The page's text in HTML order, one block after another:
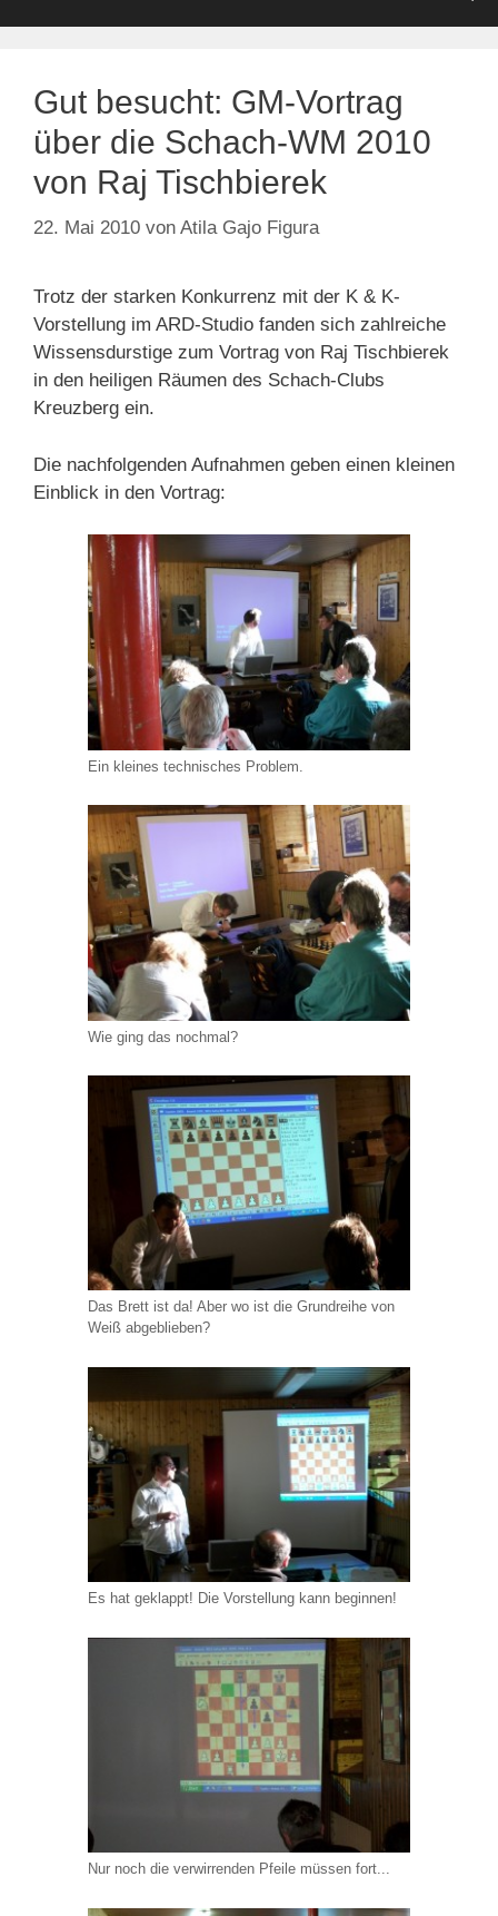
Gut besucht: GM-Vortrag
über die Schach-WM 2010
von Raj Tischbierek
22. Mai 2010 von Atila Gajo Figura
Trotz der starken Konkurrenz mit der K & K-
Vorstellung im ARD-Studio fanden sich zahlreiche
Wissensdurstige zum Vortrag von Raj Tischbierek
in den heiligen Räumen des Schach-Clubs
Kreuzberg ein.
Die nachfolgenden Aufnahmen geben einen kleinen
Einblick in den Vortrag:
Ein kleines technisches Problem.
Wie ging das nochmal?
Das Brett ist da! Aber wo ist die Grundreihe von
Weiß abgeblieben?
Es hat geklappt! Die Vorstellung kann beginnen!
Nur noch die verwirrenden Pfeile müssen fort...